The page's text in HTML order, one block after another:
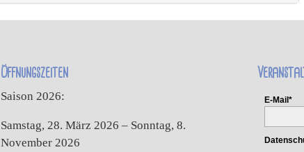
Öffnungszeiten
Saison 2026:
Samstag, 28. März 2026 – Sonntag, 8.
November 2026
E-Mail*